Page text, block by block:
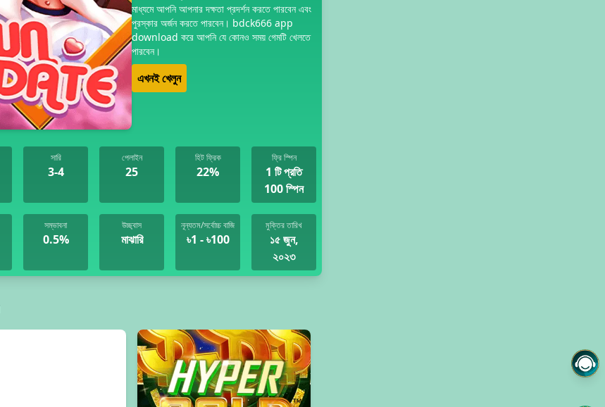
মাধ্যমে আপনি আপনার দক্ষতা প্রদর্শন করতে পারবেন এবং
পুরস্কার অর্জন করতে পারবেন। bdck666 app
download করে আপনি যে কোনও সময় গেমটি খেলতে
পারবেন।
এখনই খেলুন
সারি
3-4
পেলাইন
25
হিট ফ্রিক
22%
ফ্রি স্পিন
1 টি প্রতি
100 স্পিন
সম্ভাবনা
0.5%
উচ্ছ্বাস
মাঝারি
নূন্যতম/সর্বোচ্চ বাজি
৳1 - ৳100
মুক্তির তারিখ
১৫ জুন,
২০২৩